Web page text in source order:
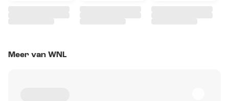
Meer van WNL